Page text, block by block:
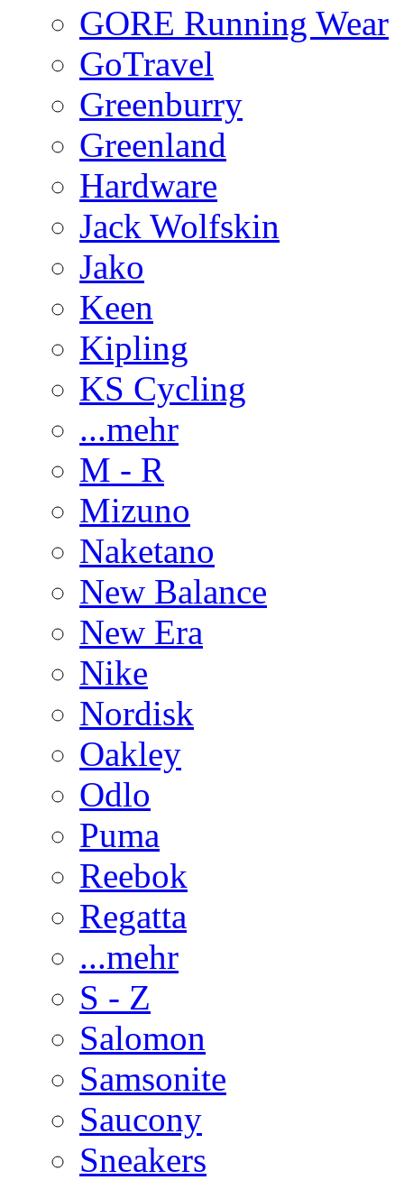
GORE Running Wear
GoTravel
Greenburry
Greenland
Hardware
Jack Wolfskin
Jako
Keen
Kipling
KS Cycling
...mehr
M - R
Mizuno
Naketano
New Balance
New Era
Nike
Nordisk
Oakley
Odlo
Puma
Reebok
Regatta
...mehr
S - Z
Salomon
Samsonite
Saucony
Sneakers